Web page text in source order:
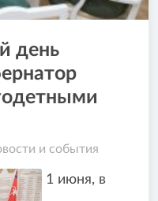
день
и события
1 июня, в